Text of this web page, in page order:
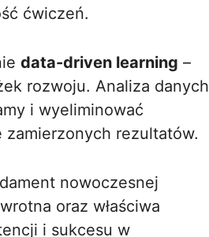
ćwiczeń.
data-driven learning –
rozwoju. Analiza danych
i wyeliminować
rezultatów.
nowoczesnej
oraz właściwa
i sukcesu w